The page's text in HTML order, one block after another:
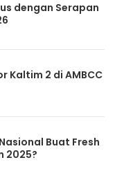
dengan Serapan
Kaltim 2 di AMBCC
Buat Fresh
2025?